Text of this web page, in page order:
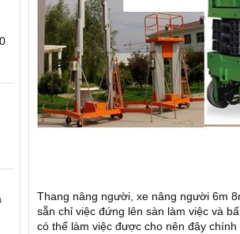
Thang nâng người, xe nâng người 6m
sẵn chỉ việc đứng lên sàn làm việc và
có thể làm việc được cho nên đây
điện cao ELT Thang nâng AOP20